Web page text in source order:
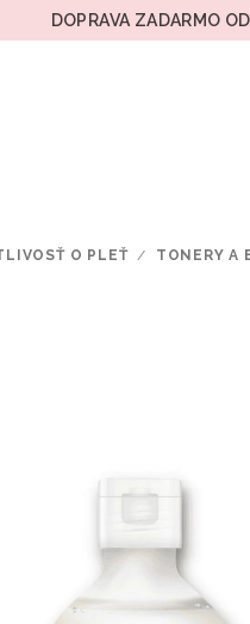
DOPRAVA ZADARMO
O PLEŤ / TONERY A